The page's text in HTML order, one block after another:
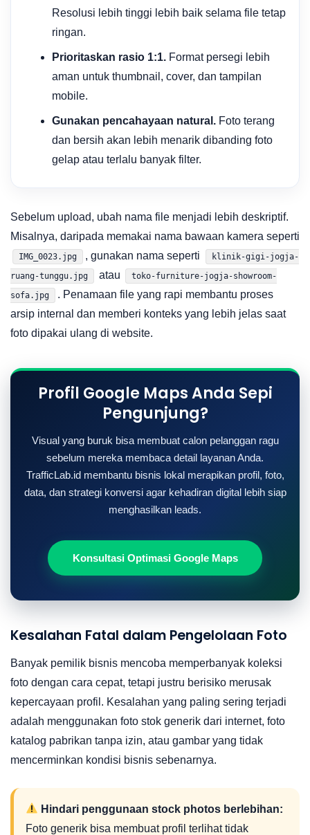
Resolusi lebih tinggi lebih baik selama file tetap
ringan.
Prioritaskan rasio 1:1.Format persegi lebih
aman untuk thumbnail, cover, dan tampilan
mobile.
Gunakan pencahayaan natural.Foto terang
dan bersih akan lebih menarik dibanding foto
gelap atau terlalu banyak filter.
Sebelum upload, ubah nama file menjadi lebih deskriptif.
Misalnya, daripada memakai nama bawaan kamera seperti
IMG_0023.jpg , gunakan nama seperti
klinik-gigi-jogja-
ruang-tunggu.jpg
atau
toko-furniture-jogja-showroom-
sofa.jpg
. Penamaan file yang rapi membantu proses
arsip internal dan memberi konteks yang lebih jelas saat
foto dipakai ulang di website.
Profil Google Maps Anda Sepi
Pengunjung?
Visual yang buruk bisa membuat calon pelanggan ragu
sebelum mereka membaca detail layanan Anda.
TrafficLab.id membantu bisnis lokal merapikan profil, foto,
data, dan strategi konversi agar kehadiran digital lebih siap
menghasilkan leads.
Konsultasi Optimasi Google Maps
Kesalahan Fatal dalam Pengelolaan Foto
Banyak pemilik bisnis mencoba memperbanyak koleksi
foto dengan cara cepat, tetapi justru berisiko merusak
kepercayaan profil. Kesalahan yang paling sering terjadi
adalah menggunakan foto stok generik dari internet, foto
katalog pabrikan tanpa izin, atau gambar yang tidak
mencerminkan kondisi bisnis sebenarnya.
Hindari penggunaan stock photos berlebihan:
Foto generik bisa membuat profil terlihat tidak